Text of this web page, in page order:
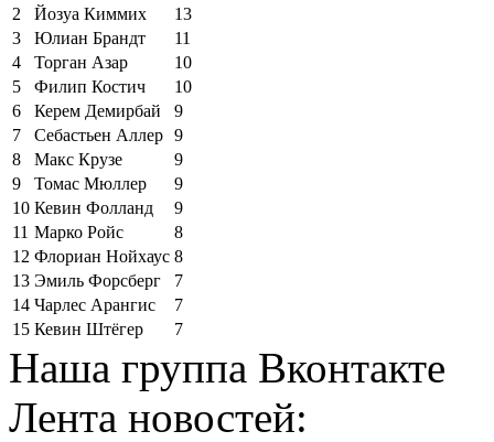
2
Йозуа Киммих
13
3
Юлиан Брандт
11
4
Торган Азар
10
5
Филип Костич
10
6
Керем Демирбай
9
7
Себастьен Аллер 9
8
Макс Крузе
9
9
Томас Мюллер
9
10 Кевин Фолланд
9
11 Марко Ройс
8
12 Флориан Нойхаус 8
13 Эмиль Форсберг
7
14 Чарлес Арангис
7
15 Кевин Штёгер 7
Наша группа Вконтакте
Лента новостей: